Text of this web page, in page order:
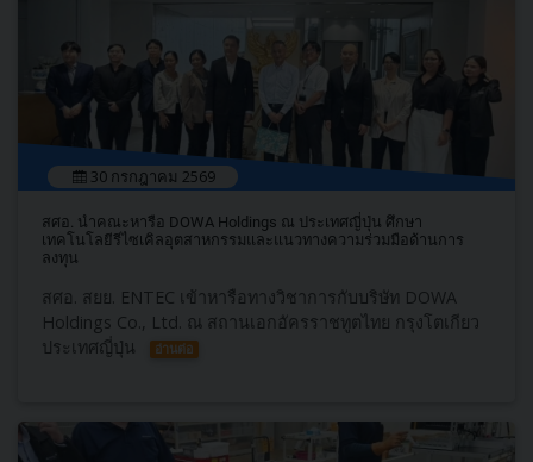
30 กรกฎาคม 2569
สศอ. นำคณะหารือ DOWA Holdings ณ ประเทศญี่ปุ่น ศึกษา
เทคโนโลยีรีไซเคิลอุตสาหกรรมและแนวทางความร่วมมือด้านการ
ลงทุน
สศอ. สยย. ENTEC เข้าหารือทางวิชาการกับบริษัท DOWA
Holdings Co., Ltd. ณ สถานเอกอัครราชทูตไทย กรุงโตเกียว
ประเทศญี่ปุ่น
อ่านต่อ